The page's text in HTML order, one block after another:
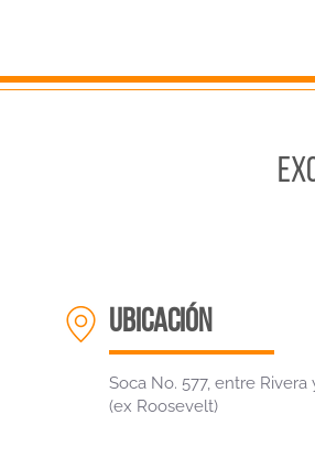
ubicación
Soca No. 577, entre
(ex Roosevelt)